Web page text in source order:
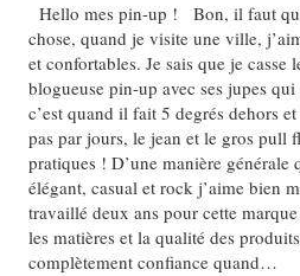
Hello mes pin-up ! Bon, il faut
chose, quand je visite une ville,
et confortables. Je sais que je casse
blogueuse pin-up avec ses jupes
c’est quand il fait 5 degrés dehors
pas par jours, le jean et le gros pull
pratiques ! D’une manière générale
élégant, casual et rock j’aime bien
travaillé deux ans pour cette
les matières et la qualité des
complètement confiance quand…